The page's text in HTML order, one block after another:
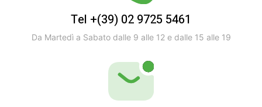
Tel +(39) 02 9725 5461
Da Martedì a Sabato dalle 9 alle 12 e dalle 15 alle 19